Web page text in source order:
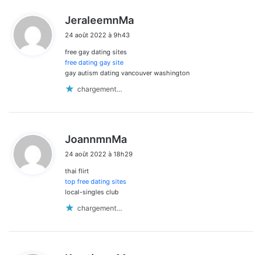
JeraleemnMa
24 août 2022 à 9h43
free gay dating sites
free dating gay site
gay autism dating vancouver washington
chargement…
JoannmnMa
t
24 août 2022 à 18h29
thai flirt
top free dating sites
local-singles club
chargement…